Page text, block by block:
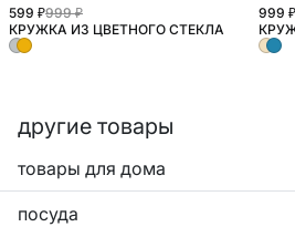
599 ₽999 ₽
КРУЖКА ИЗ ЦВЕТНОГО СТЕКЛА
999 ₽
другие товары
товары для дома
посуда